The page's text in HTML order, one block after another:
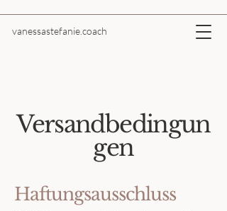
vanessastefanie.coach
Versandbedingun
gen
Haftungsausschluss